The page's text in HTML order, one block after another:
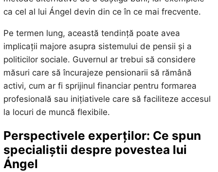
ca cel al lui Ángel devin din ce în ce mai frecvente.
Pe termen lung, această tendință poate avea
implicații majore asupra sistemului de pensii și a
politicilor sociale. Guvernul ar trebui să considere
măsuri care să încurajeze pensionarii să rămână
activi, cum ar fi sprijinul financiar pentru formarea
profesională sau inițiativele care să faciliteze accesul
la locuri de muncă flexibile.
Perspectivele experților: Ce spun
specialiștii despre povestea lui
Ángel